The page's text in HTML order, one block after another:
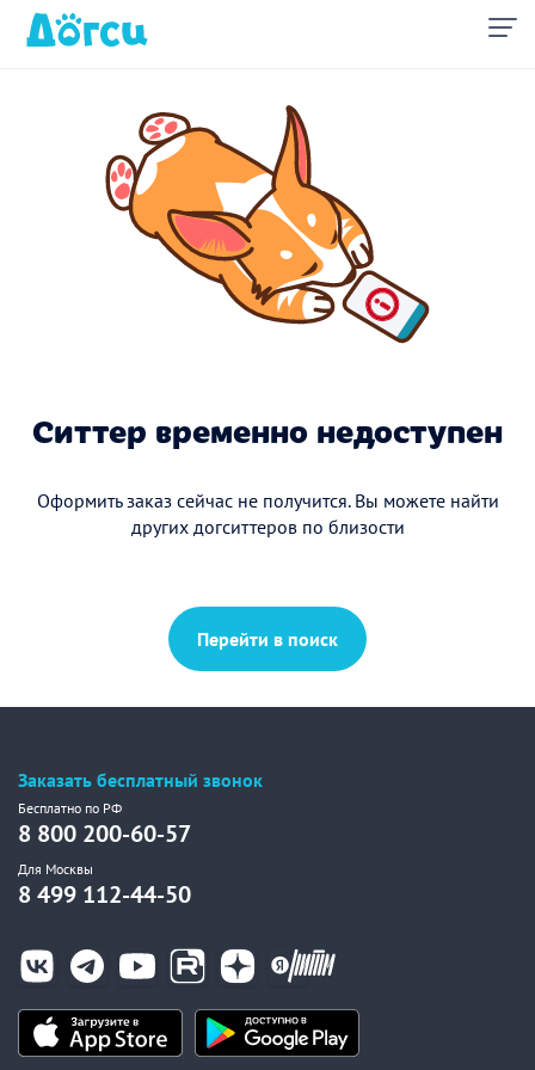
Ситтер временно недоступен
Оформить заказ сейчас не получится. Вы можете найти
других догситтеров по близости
Перейти в поиск
Заказать бесплатный звонок
Бесплатно по РФ
8 800 200-60-57
Для Москвы
8 499 112-44-50